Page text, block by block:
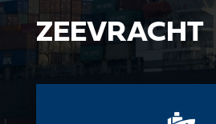
ZEEVRACHT